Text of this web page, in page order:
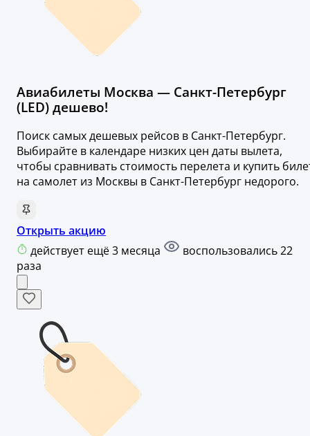
Авиабилеты Москва — Санкт-Петербург
(LED) дешево!
Поиск самых дешевых рейсов в Санкт-Петербург.
Выбирайте в календаре низких цен даты вылета,
чтобы сравнивать стоимость перелета и купить
на самолет из Москвы в Санкт-Петербург недорого.
Открыть акцию
действует ещё 3 месяца
воспользовались 22
раза